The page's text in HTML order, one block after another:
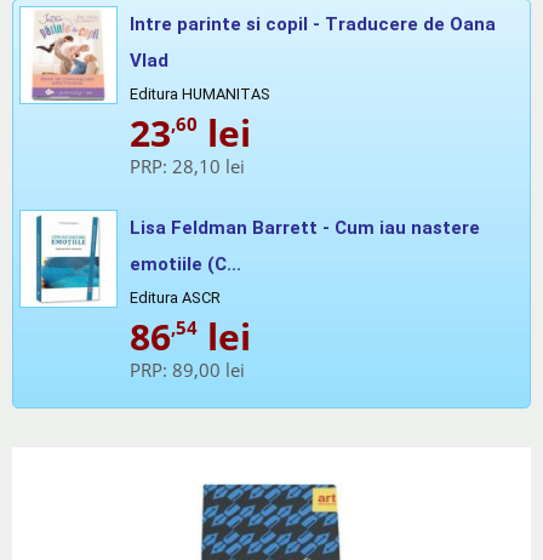
Intre parinte si copil - Traducere de Oana
Vlad
Editura HUMANITAS
23,60 lei
PRP: 28,10 lei
Lisa Feldman Barrett - Cum iau nastere
emotiile (C...
Editura ASCR
86,54 lei
PRP: 89,00 lei